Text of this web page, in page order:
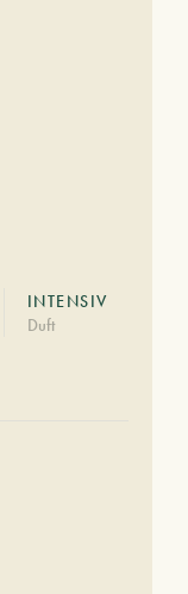
INTENSIV
Duft